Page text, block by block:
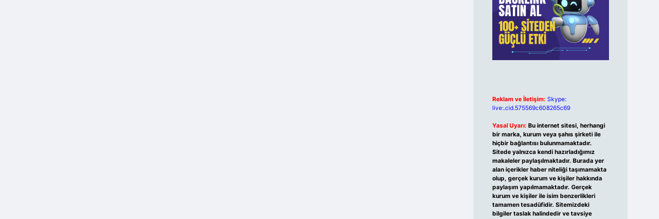
Reklam ve İletişim: Skype:
live:.cid.575569c608265c69
Yasal Uyarı: Bu internet sitesi, herhangi
bir marka, kurum veya şahıs şirketi ile
hiçbir bağlantısı bulunmamaktadır.
Sitede yalnızca kendi hazırladığımız
makaleler paylaşılmaktadır. Burada yer
alan içerikler haber niteliği taşımamakta
olup, gerçek kurum ve kişiler hakkında
paylaşım yapılmamaktadır. Gerçek
kurum ve kişiler ile isim benzerlikleri
tamamen tesadüfidir. Sitemizdeki
bilgiler taslak halindedir ve tavsiye